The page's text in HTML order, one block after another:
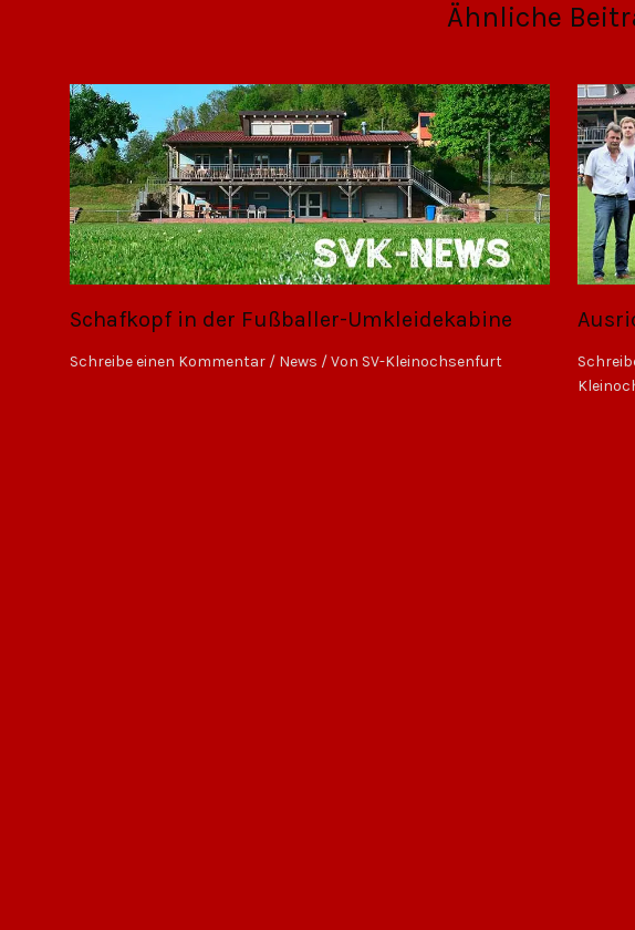
Ähnliche
Schafkopf in der Fußballer-Umkleidekabine
Schreibe einen Kommentar / News / Von SV-Kleinochsenfurt